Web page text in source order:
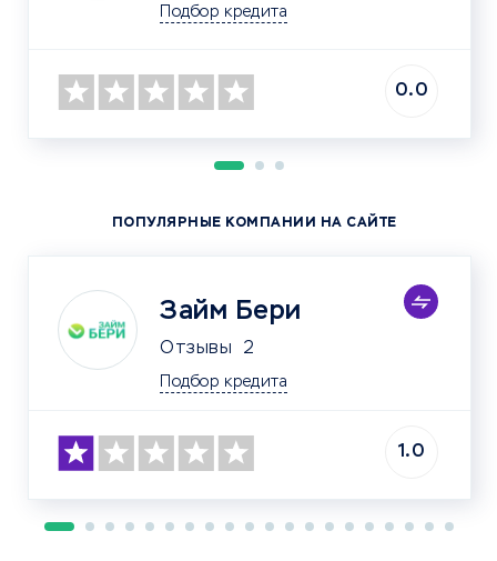
Подбор кредита
0.0
ПОПУЛЯРНЫЕ КОМПАНИИ НА САЙТЕ
Займ Бери
Отзывы 2
Подбор кредита
1.0